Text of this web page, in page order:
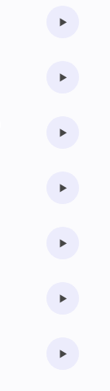
수강준비
수강준비
수강준비
수강준비
수강준비
수강준비
수강준비